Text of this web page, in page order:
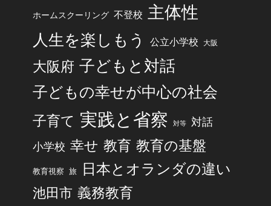
ホームスクーリング 不登校 主体性
人生を楽しもう 公立小学校 大阪
大阪府 子どもと対話
子どもの幸せが中心の社会
子育て 実践と省察 対等 対話
小学校 幸せ 教育 教育の基盤
教育視察 旅 日本とオランダの違い
池田市 義務教育